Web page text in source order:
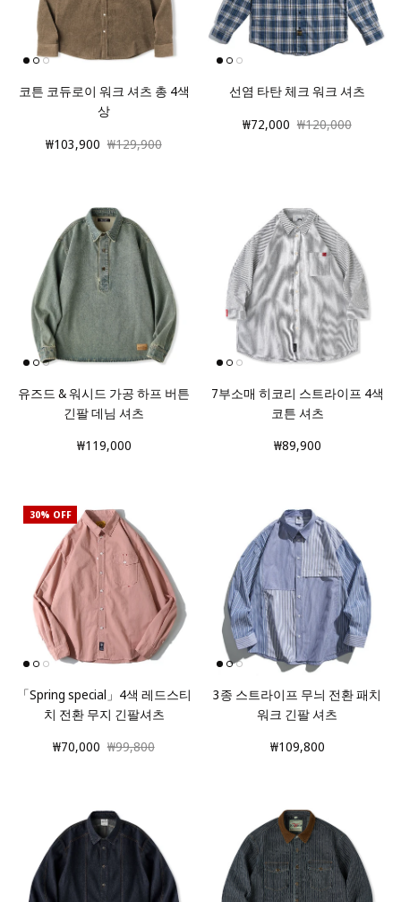
코튼 코듀로이 워크 셔츠 총 4색
상
₩103,900 ₩129,900
선염 타탄 체크 워크 셔츠
₩72,000 ₩120,000
유즈드 & 워시드 가공 하프 버튼
긴팔 데님 셔츠
₩119,000
7부소매 히코리 스트라이프 4색
코튼 셔츠
₩89,900
30% OFF
「Spring special」4색 레드스티
치 전환 무지 긴팔셔츠
₩70,000 ₩99,800
3종 스트라이프 무늬 전환 패치
워크 긴팔 셔츠
₩109,800